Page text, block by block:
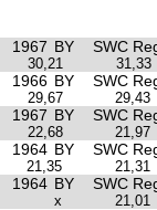
1967 BY SWC
30,21 31,33
1966 BY SWC
29,67 29,43
1967 BY SWC
22,68 21,97
1964 BY SWC
21,35 21,31
1964 BY SWC
x 21,01